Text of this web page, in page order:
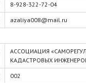
8-928-322-72-04
azaliya008@mail.ru
АССОЦИАЦИЯ
КАДАСТРОВЫХ
002